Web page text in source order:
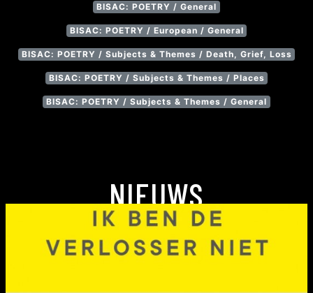
BISAC: POETRY / General
BISAC: POETRY / European / General
BISAC: POETRY / Subjects & Themes / Death, Grief, Loss
BISAC: POETRY / Subjects & Themes / Places
BISAC: POETRY / Subjects & Themes / General
NIEUWS